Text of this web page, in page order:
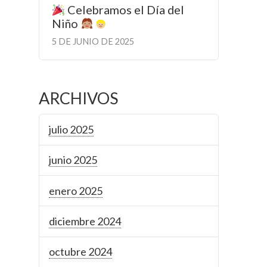
Celebramos el Día del
Niño
5 DE JUNIO DE 2025
ARCHIVOS
julio 2025
junio 2025
enero 2025
diciembre 2024
octubre 2024